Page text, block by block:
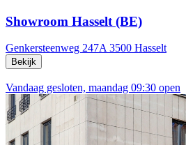
Showroom Hasselt (BE)
Genkersteenweg 247A 3500 Hasselt
Bekijk
Vandaag gesloten, maandag 09:30 open